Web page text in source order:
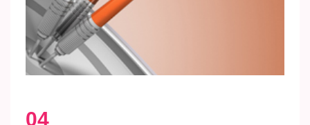
04